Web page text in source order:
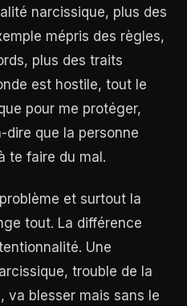
narcissique, plus des
mépris des règles,
plus des traits
est hostile, tout le
pour me protéger,
que la personne
te faire du mal.
et surtout la
tout. La différence
Une
trouble de la
va blesser mais sans le